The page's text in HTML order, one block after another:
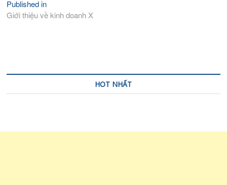
Điều
hướng
Published in
Giới thiệu về kinh doanh X
HOT NHẤT